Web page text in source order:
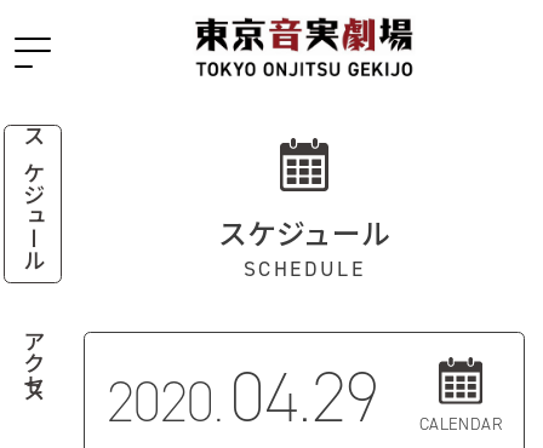
スケジュール
アクセス
スケジュール
SCHEDULE
2020.04.29 CALENDAR